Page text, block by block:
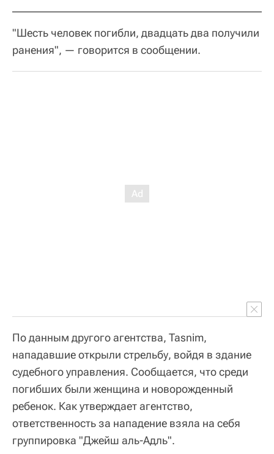
"Шесть человек погибли, двадцать два получили
ранения", — говорится в сообщении.
По данным другого агентства, Tasnim,
нападавшие открыли стрельбу, войдя в здание
судебного управления. Сообщается, что среди
погибших были женщина и новорожденный
ребенок. Как утверждает агентство,
ответственность за нападение взяла на себя
группировка "Джейш аль-Адль".